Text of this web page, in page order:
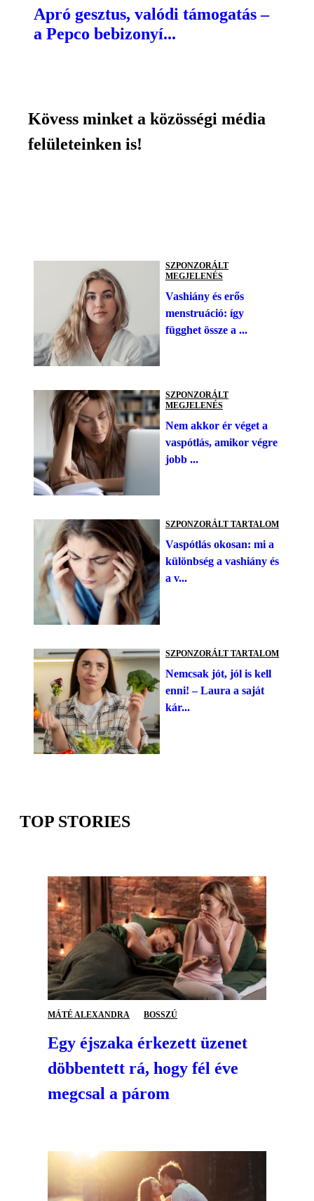
Apró gesztus, valódi támogatás –
a Pepco bebizonyí...
Kövess minket a közösségi média
felületeinken is!
SZPONZORÁLT
MEGJELENÉS
Vashiány és erős
menstruáció: így
függhet össze a ...
SZPONZORÁLT
MEGJELENÉS
Nem akkor ér véget a
vaspótlás, amikor végre
jobb ...
SZPONZORÁLT TARTALOM
Vaspótlás okosan: mi a
különbség a vashiány és
a v...
SZPONZORÁLT TARTALOM
Nemcsak jót, jól is kell
enni! – Laura a saját
kár...
TOP STORIES
MÁTÉ ALEXANDRA BOSSZÚ
Egy éjszaka érkezett üzenet
döbbentett rá, hogy fél éve
megcsal a párom